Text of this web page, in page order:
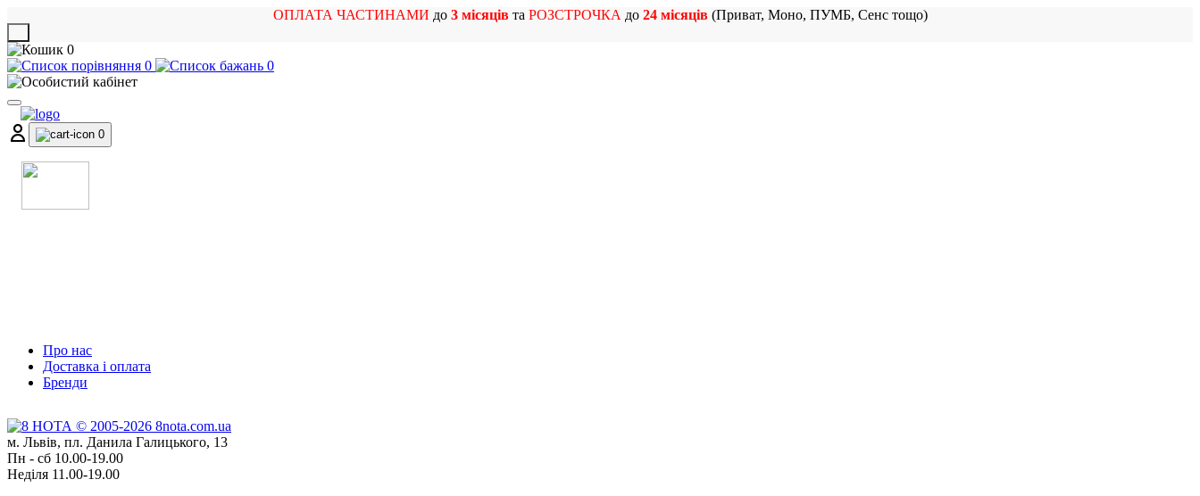
ОПЛАТА ЧАСТИНАМИ до 3 місяцівта РОЗСТРОЧКА до 24 місяців(Приват, Моно, ПУМБ, Сенс тощо)
0
0
0
0
Про нас
Доставка і оплата
Бренди
м. Львів, пл. Данила Галицького, 13
Пн - сб 10.00-19.00
Неділя 11.00-19.00